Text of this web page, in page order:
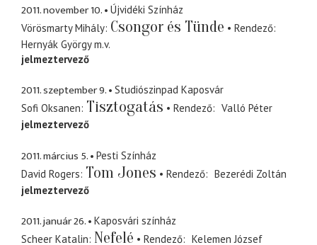
2011. november 10.
Újvidéki Színház
Vörösmarty Mihály Csongor és Tünde
Rendező
Hernyák György m.v.
jelmeztervező
2011. szeptember 9.
Studiószinpad Kaposvár
Sofi Oksanen Tisztogatás Rendező
Valló Péter
jelmeztervező
2011. március 5.
Pesti Színház
David Rogers Tom Jones Rendező
Bezerédi Zoltán
jelmeztervező
2011. január 26.
Kaposvári színház
Scheer Katalin Nefelé Rendező Kelemen József